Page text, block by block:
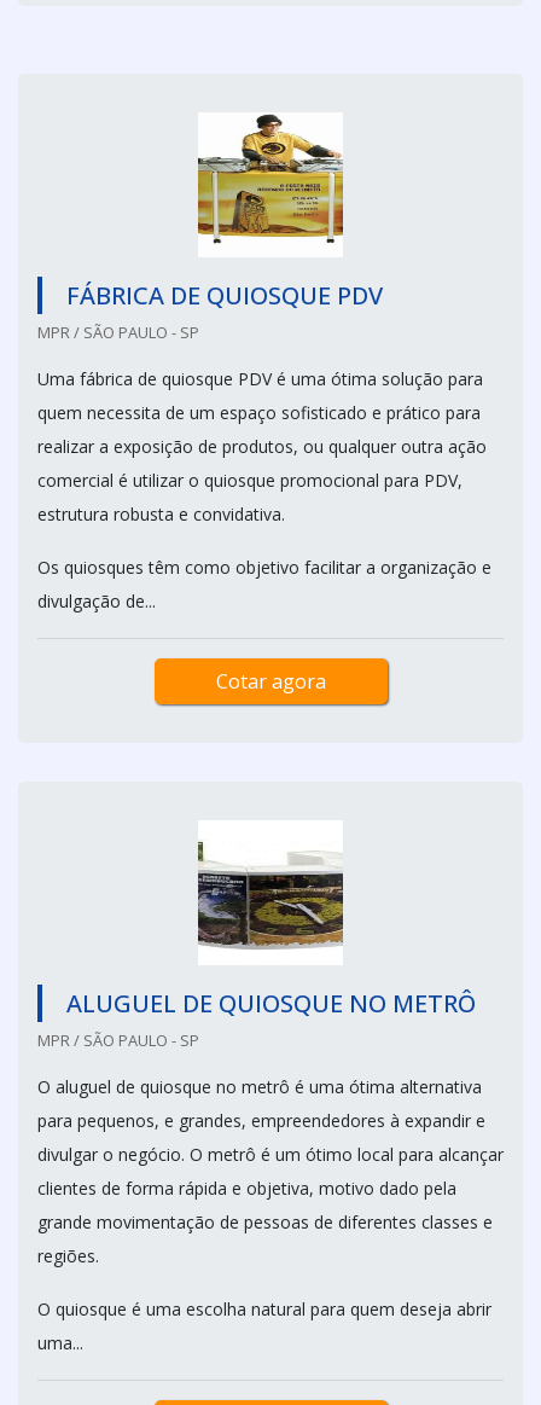
FÁBRICA DE QUIOSQUE PDV
MPR / SÃO PAULO - SP
Uma fábrica de quiosque PDV é uma ótima solução para
quem necessita de um espaço sofisticado e prático para
realizar a exposição de produtos, ou qualquer outra ação
comercial é utilizar o quiosque promocional para PDV,
estrutura robusta e convidativa.
Os quiosques têm como objetivo facilitar a organização e
divulgação de...
Cotar agora
ALUGUEL DE QUIOSQUE NO METRÔ
MPR / SÃO PAULO - SP
O aluguel de quiosque no metrô é uma ótima alternativa
para pequenos, e grandes, empreendedores à expandir e
divulgar o negócio. O metrô é um ótimo local para alcançar
clientes de forma rápida e objetiva, motivo dado pela
grande movimentação de pessoas de diferentes classes e
regiões.
O quiosque é uma escolha natural para quem deseja abrir
uma...